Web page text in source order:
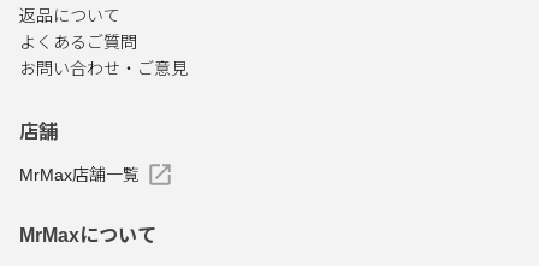
返品について
よくあるご質問
お問い合わせ・ご意見
店舗
MrMax店舗一覧
MrMaxについて